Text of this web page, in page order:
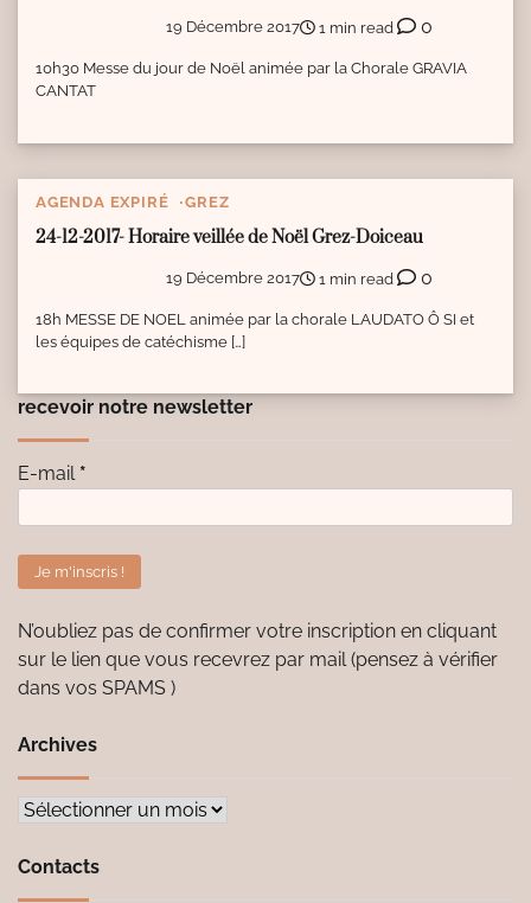
19 Décembre 2017 1 min read 0
10h30 Messe du jour de Noël animée par la Chorale GRAVIA
CANTAT
AGENDA EXPIRÉ GREZ
24-12-2017- Horaire veillée de Noël Grez-Doiceau
19 Décembre 2017 1 min read 0
18h MESSE DE NOEL animée par la chorale LAUDATO Ô SI et
les équipes de catéchisme […]
recevoir notre newsletter
E-mail *
N’oubliez pas de confirmer votre inscription en cliquant
sur le lien que vous recevrez par mail (pensez à vérifier
dans vos SPAMS )
Archives
Archives
Contacts